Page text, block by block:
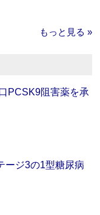
もっと見る »
PCSK9阻害薬を承
ージ3の1型糖尿病